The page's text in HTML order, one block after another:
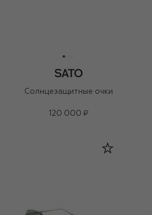
Солнцезащитные очки
120 000 ₽